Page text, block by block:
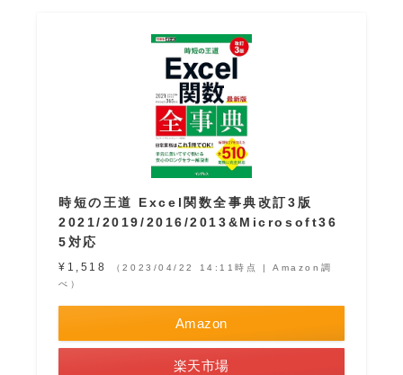
時短の王道 Excel関数全事典改訂3版
2021/2019/2016/2013&Microsoft36
5対応
¥1,518
（2023/04/22 14:11時点 | Amazon調
べ）
Amazon
楽天市場